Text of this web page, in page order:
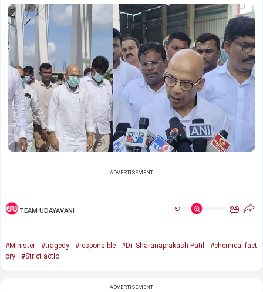
ADVERTISEMENT
TEAM UDAYAVANI ಅ ಅ
#Minister #tragedy #responsible #Dr. Sharanaprakash Patil
#chemical fact
ory
#Strict actio
ADVERTISEMENT